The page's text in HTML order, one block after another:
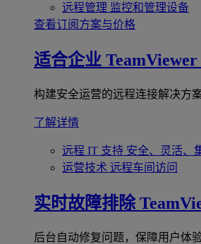
远程管理 监控和管理设备
查看订阅方案与价格
适合企业 TeamViewer
构建安全运营的远程连接解决方案
了解详情
远程 IT 支持 安全、灵活、
运营技术 远程车间访问
实时故障排除
后台自动修复问题，保障用户体验